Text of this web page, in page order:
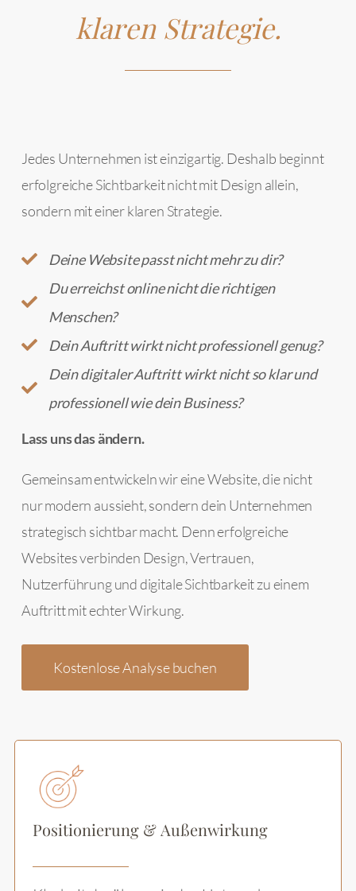
klaren Strategie.
Jedes Unternehmen ist einzigartig. Deshalb beginnt
erfolgreiche Sichtbarkeit nicht mit Design allein,
sondern mit einer klaren Strategie.
Deine Website passt nicht mehr zu dir?
Du erreichst online nicht die richtigen
Menschen?
Dein Auftritt wirkt nicht professionell genug?
Dein digitaler Auftritt wirkt nicht so klar und
professionell wie dein Business?
Lass uns das ändern.
Gemeinsam entwickeln wir eine Website, die nicht
nur modern aussieht, sondern dein Unternehmen
strategisch sichtbar macht. Denn erfolgreiche
Websites verbinden Design, Vertrauen,
Nutzerführung und digitale Sichtbarkeit zu einem
Auftritt mit echter Wirkung.
Kostenlose Analyse buchen
Positionierung & Außenwirkung